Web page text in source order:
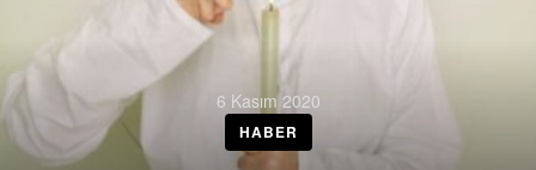
6 Kasım 2020
HABER